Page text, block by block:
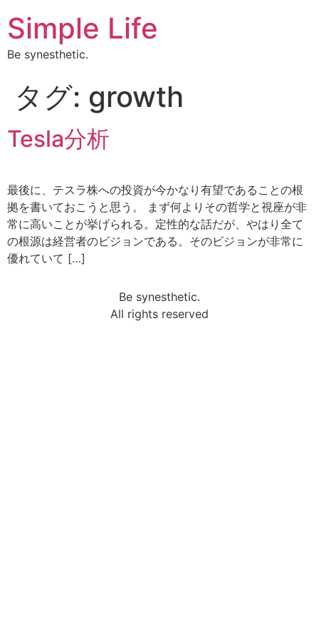
Simple Life
Be synesthetic.
タグ: growth
Tesla分析
最後に、テスラ株への投資が今かなり有望であることの根
拠を書いておこうと思う。 まず何よりその哲学と視座が非
常に高いことが挙げられる。定性的な話だが、やはり全て
の根源は経営者のビジョンである。そのビジョンが非常に
優れていて […]
Be synesthetic.
All rights reserved